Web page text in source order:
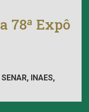
78ª Expô
INAES,